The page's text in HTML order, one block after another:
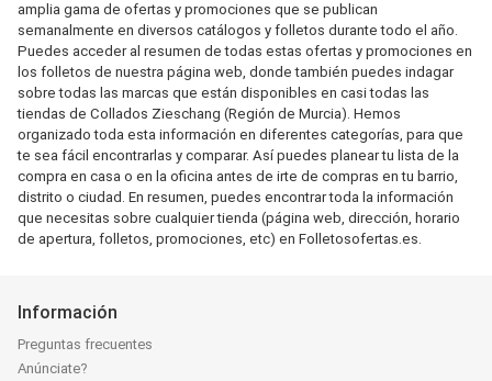
amplia gama de ofertas y promociones que se publican
semanalmente en diversos catálogos y folletos durante todo el año.
Puedes acceder al resumen de todas estas ofertas y promociones en
los folletos de nuestra página web, donde también puedes indagar
sobre todas las marcas que están disponibles en casi todas las
tiendas de Collados Zieschang (Región de Murcia). Hemos
organizado toda esta información en diferentes categorías, para que
te sea fácil encontrarlas y comparar. Así puedes planear tu lista de la
compra en casa o en la oficina antes de irte de compras en tu barrio,
distrito o ciudad. En resumen, puedes encontrar toda la información
que necesitas sobre cualquier tienda (página web, dirección, horario
de apertura, folletos, promociones, etc) en Folletosofertas.es.
Información
Preguntas frecuentes
Anúnciate?